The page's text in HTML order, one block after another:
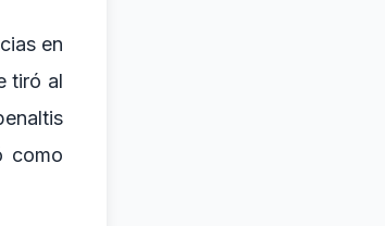
en
tiró al
como